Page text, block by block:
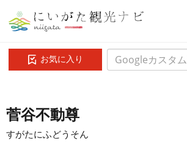
お気に入り
菅谷不動尊
すがたにふどうそん